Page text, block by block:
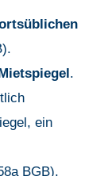
.
ein
BGB).